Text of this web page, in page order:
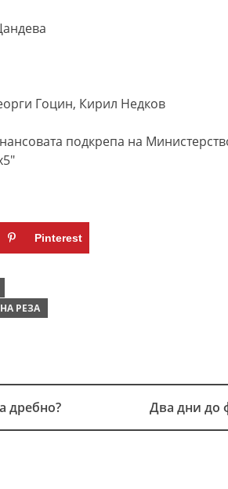
Гоцин, Кирил Недков
подкрепа на
Pinterest
РЕЗА
дребно? Два дни до